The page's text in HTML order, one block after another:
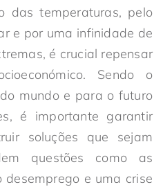
das temperaturas, pelo
e por uma infinidade de
é crucial repensar
Sendo o
mundo e para o futuro
é importante garantir
soluções que sejam
questões como as
desemprego e uma crise